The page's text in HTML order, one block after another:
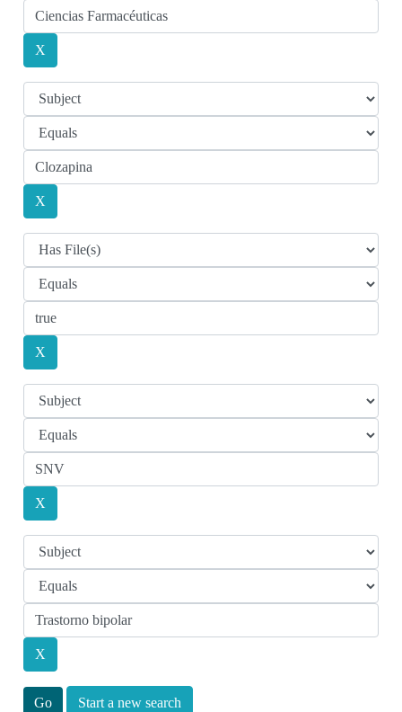
Start a new search